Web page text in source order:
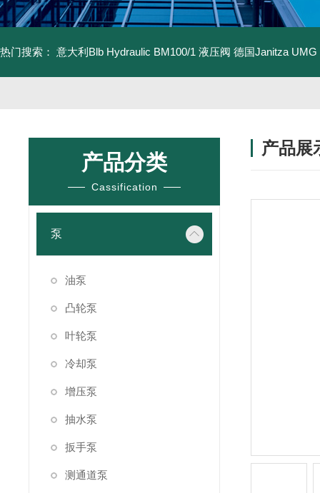
热门搜索： 意大利Blb Hydraulic BM100/1 液压阀 德国Janitza UMG
产品分类
Cassification
泵
油泵
凸轮泵
叶轮泵
冷却泵
增压泵
抽水泵
扳手泵
测通道泵
产品展